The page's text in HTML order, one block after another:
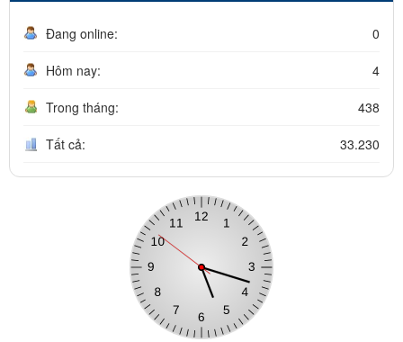
Đang online: 0
Hôm nay: 4
Trong tháng: 438
Tất cả: 33.230